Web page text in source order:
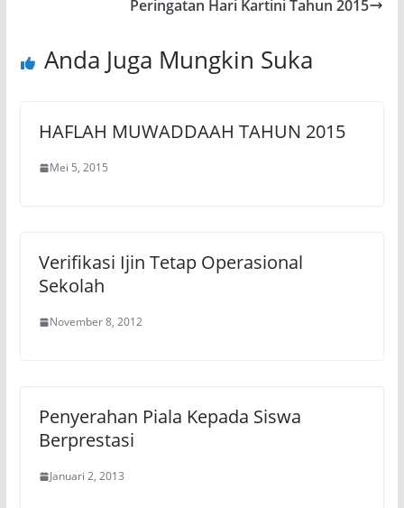
Peringatan Hari Kartini Tahun 2015
Anda Juga Mungkin Suka
HAFLAH MUWADDAAH TAHUN 2015
Mei 5, 2015
Verifikasi Ijin Tetap Operasional
Sekolah
November 8, 2012
Penyerahan Piala Kepada Siswa
Berprestasi
Januari 2, 2013